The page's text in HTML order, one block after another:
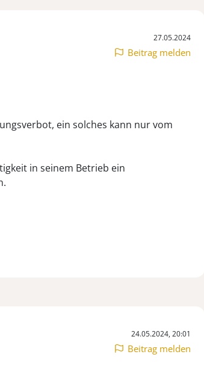
27.05.2024
Beitrag melden
ein solches kann nur vom
in seinem Betrieb ein
24.05.2024, 20:01
Beitrag melden